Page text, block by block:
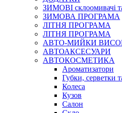
ЗИМОВІ склоомивачі
ЗИМОВА ПРОГРАМА
ЛІТНЯ ПРОГРАМА
ЛІТНЯ ПРОГРАМА
АВТО-МИЙКИ
АВТОАКСЕСУАРИ
АВТОКОСМЕТИКА
Ароматизатори
Губки, серветки
Колеса
Кузов
Салон